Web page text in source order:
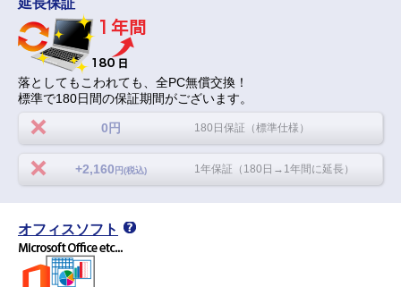
落としてもこわれても、全PC無償交換！
標準で180日間の保証期間がございます。
0円 180日保証（標準仕様）
+2,160 円(税込) 1年保証（180日→1年間に延長）
オフィスソフト